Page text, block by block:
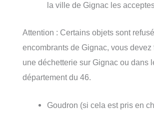
la ville de Gignac les
Attention : Certains objets sont
encombrants de Gignac, vous devez
une déchetterie sur Gignac ou dans
département du 46.
Goudron (si cela est pris en